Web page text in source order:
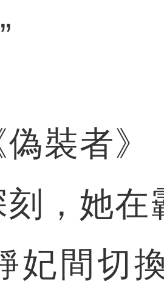
者》
，她
妃間切